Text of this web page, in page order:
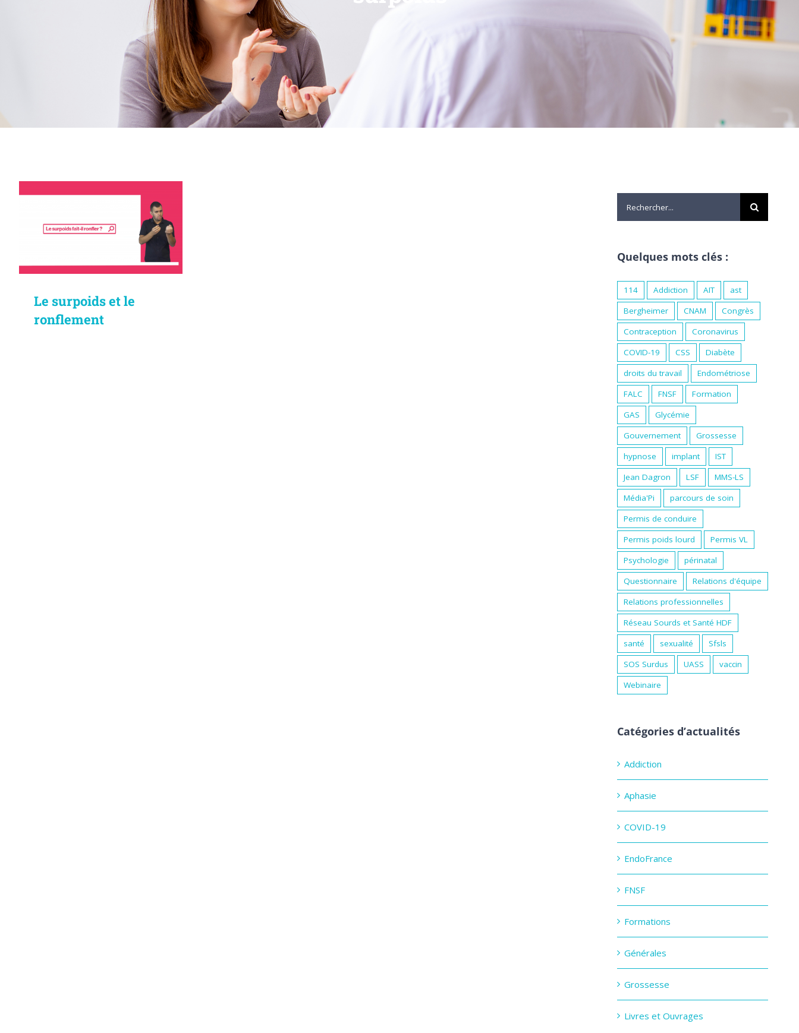
Le surpoids et le
ronflement
Rechercher:
Quelques mots clés :
114 Addiction AIT
ast
Bergheimer
CNAM
Congrès
Contraception
Coronavirus
COVID-19
CSS
Diabète
droits du travail
Endométriose
FALC
FNSF
Formation
GAS
Glycémie
Gouvernement
Grossesse
hypnose
implant
IST
Jean Dagron
LSF
MMS-LS
Média'Pi
parcours de soin
Permis de conduire
Permis poids lourd
Permis VL
Psychologie
périnatal
Questionnaire
Relations d'équipe
Relations professionnelles
Réseau Sourds et Santé HDF
santé
sexualité
Sfsls
SOS Surdus
UASS
vaccin
Webinaire
Catégories d’actualités
Addiction
Aphasie
COVID-19
EndoFrance
FNSF
Formations
Générales
Grossesse
Livres et Ouvrages